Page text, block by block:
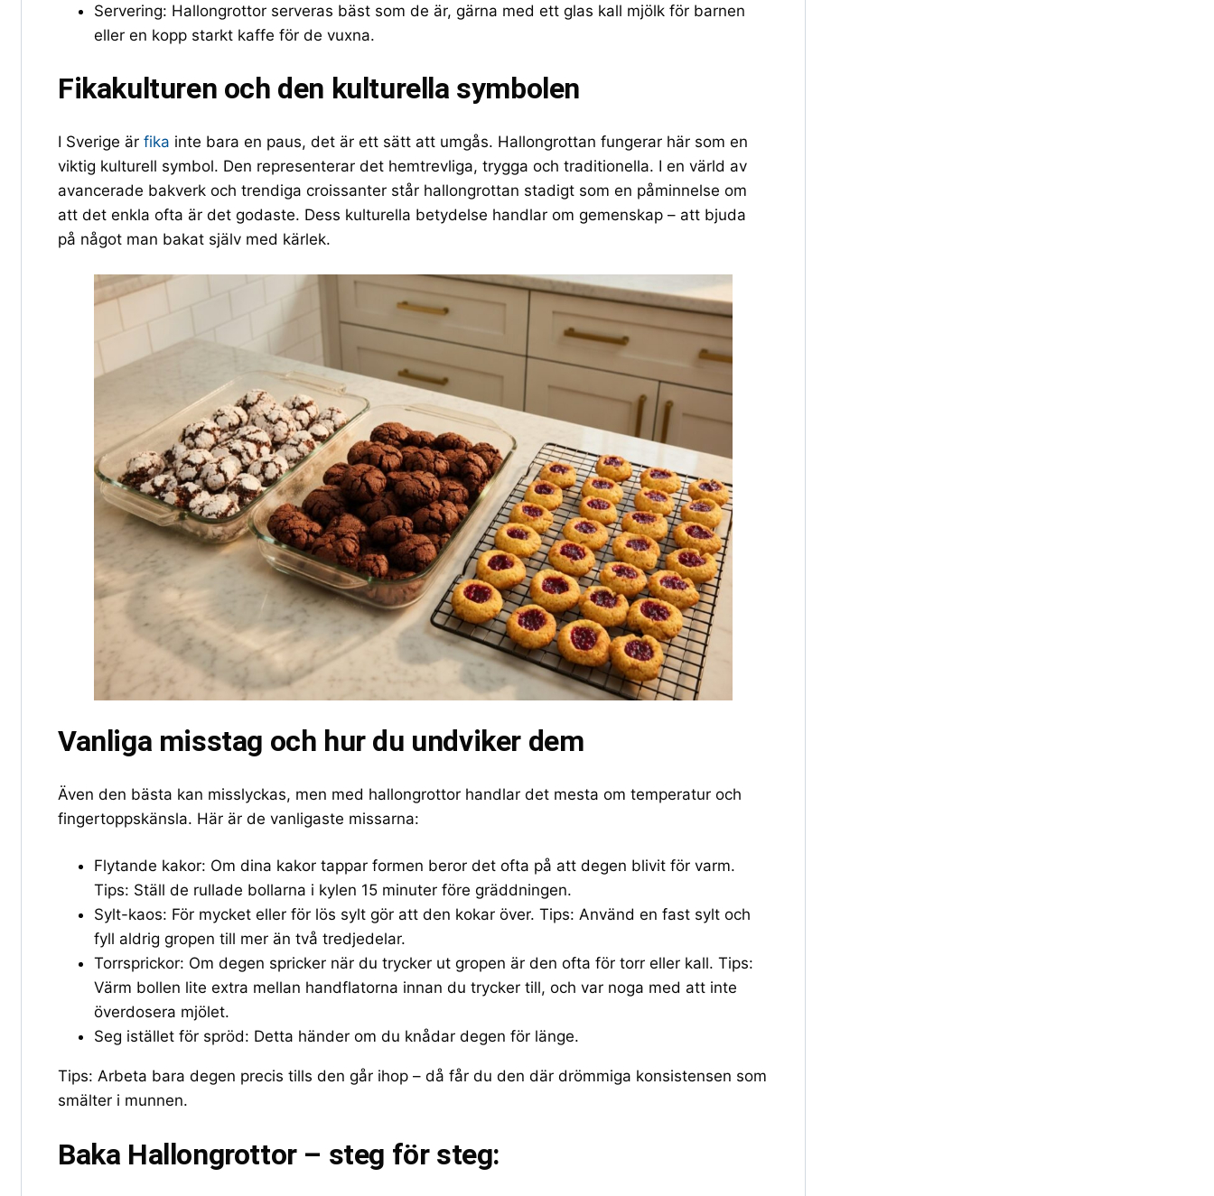
Servering: Hallongrottor serveras bäst som de är, gärna med ett glas kall mjölk för barnen
eller en kopp starkt kaffe för de vuxna.
Fikakulturen och den kulturella symbolen
I Sverige är fika inte bara en paus, det är ett sätt att umgås. Hallongrottan fungerar här som en
viktig kulturell symbol. Den representerar det hemtrevliga, trygga och traditionella. I en värld av
avancerade bakverk och trendiga croissanter står hallongrottan stadigt som en påminnelse om
att det enkla ofta är det godaste. Dess kulturella betydelse handlar om gemenskap – att bjuda
på något man bakat själv med kärlek.
Vanliga misstag och hur du undviker dem
Även den bästa kan misslyckas, men med hallongrottor handlar det mesta om temperatur och
fingertoppskänsla. Här är de vanligaste missarna:
Flytande kakor: Om dina kakor tappar formen beror det ofta på att degen blivit för varm.
Tips: Ställ de rullade bollarna i kylen 15 minuter före gräddningen.
Sylt-kaos: För mycket eller för lös sylt gör att den kokar över. Tips: Använd en fast sylt och
fyll aldrig gropen till mer än två tredjedelar.
Torrsprickor: Om degen spricker när du trycker ut gropen är den ofta för torr eller kall. Tips:
Värm bollen lite extra mellan handflatorna innan du trycker till, och var noga med att inte
överdosera mjölet.
Seg istället för spröd: Detta händer om du knådar degen för länge.
Tips: Arbeta bara degen precis tills den går ihop – då får du den där drömmiga konsistensen som
smälter i munnen.
Baka Hallongrottor – steg för steg: